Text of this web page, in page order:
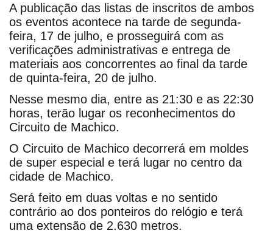
A publicação das listas de inscritos de ambos
os eventos acontece na tarde de segunda-
feira, 17 de julho, e prosseguirá com as
verificações administrativas e entrega de
materiais aos concorrentes ao final da tarde
de quinta-feira, 20 de julho.
Nesse mesmo dia, entre as 21:30 e as 22:30
horas, terão lugar os reconhecimentos do
Circuito de Machico.
O Circuito de Machico decorrerá em moldes
de super especial e terá lugar no centro da
cidade de Machico.
Será feito em duas voltas e no sentido
contrário ao dos ponteiros do relógio e terá
uma extensão de 2.630 metros.